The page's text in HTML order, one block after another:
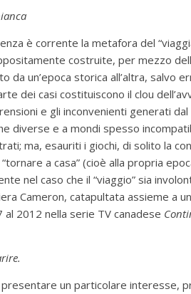
è corrente la metafora del
costruite, per mezzo
da un’epoca storica all’altra, salvo
dei casi costituiscono il clou
e gli inconvenienti generati
diverse e a mondi spesso
ma, esauriti i giochi, di solito la
a casa” (cioè alla propria
nel caso che il “viaggio” sia
Cameron, catapultata assieme a
2012 nella serie TV canadese
presentare un particolare interesse,